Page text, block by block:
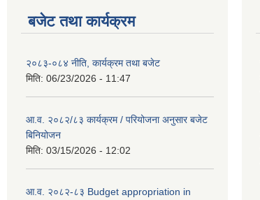
बजेट तथा कार्यक्रम
२०८३-०८४ नीति, कार्यक्रम तथा बजेट
मिति: 06/23/2026 - 11:47
आ.व. २०८२/८३ कार्यक्रम / परियोजना अनुसार बजेट
बिनियोजन
मिति: 03/15/2026 - 12:02
आ.व. २०८२-८३ Budget appropriation in